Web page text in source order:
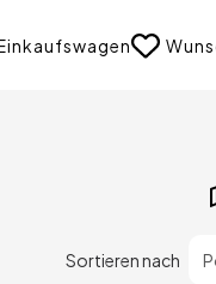
Sortieren nach